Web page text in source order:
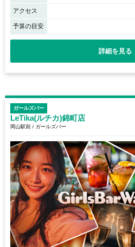
アクセス
予算の目安
詳細を見る
ガールズバー
LeTika(ルチカ)錦町店
岡山駅前 / ガールズバー